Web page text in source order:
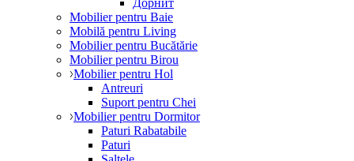
Дорнит
Mobilier pentru Baie
Mobilă pentru Living
Mobilier pentru Bucătărie
Mobilier pentru Birou
Mobilier pentru Hol
Antreuri
Suport pentru Chei
Mobilier pentru Dormitor
Paturi Rabatabile
Paturi